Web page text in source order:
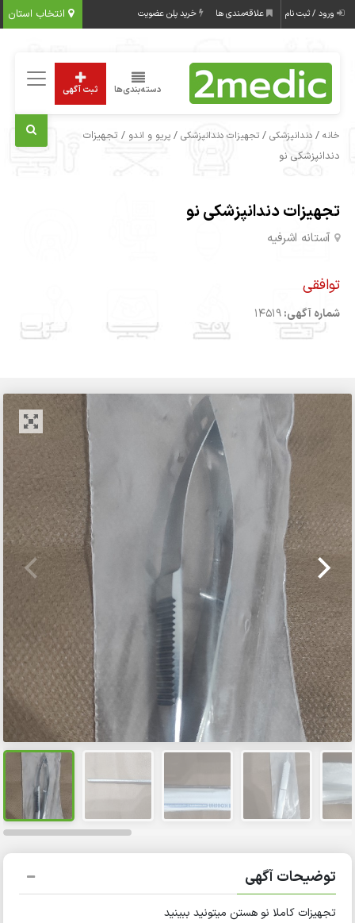
انتخاب استان ورود / ثبت نام علاقه‌مندی ها خرید پلن عضویت
دسته‌بندی‌ها ثبت آگهی
خانه /دندانپزشکی /تجهیزات دندانپزشکی /پریو و اندو / تجهیزات
دندانپزشکی نو
تجهیزات دندانپزشکی نو
آستانه اشرفیه
توافقی
شماره آگهی:14519
توضیحات آگهی
تجهیزات کاملا نو هستن میتونید ببینید